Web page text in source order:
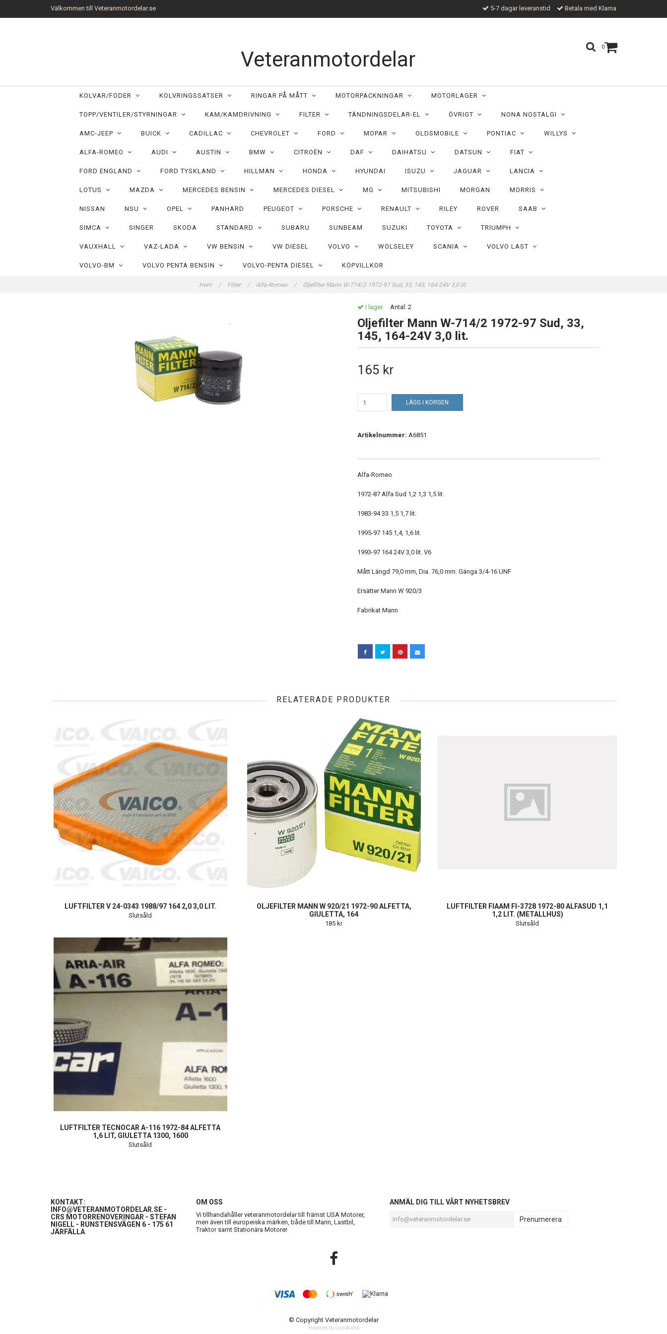
Välkommen till Veteranmotordelar.se 5-7 dagar leveranstid Betala med Klarna
0
Veteranmotordelar
KOLVAR/FODER KOLVRINGSSATSER RINGAR PÅ MÅTT MOTORPACKNINGAR MOTORLAGER
TOPP/VENTILER/STYRNINGAR KAM/KAMDRIVNING FILTER TÄNDNINGSDELAR-EL ÖVRIGT NONA NOSTALGI
AMC-JEEP BUICK CADILLAC CHEVROLET FORD MOPAR OLDSMOBILE PONTIAC WILLYS
ALFA-ROMEO AUDI AUSTIN BMW CITROËN DAF DAIHATSU DATSUN FIAT
FORD ENGLAND FORD TYSKLAND HILLMAN HONDA HYUNDAI ISUZU JAGUAR LANCIA
LOTUS MAZDA MERCEDES BENSIN MERCEDES DIESEL MG MITSUBISHI MORGAN MORRIS
NISSAN NSU OPEL PANHARD PEUGEOT PORSCHE RENAULT RILEY ROVER SAAB
SIMCA SINGER SKODA STANDARD SUBARU SUNBEAM SUZUKI TOYOTA TRIUMPH
VAUXHALL VAZ-LADA VW BENSIN VW DIESEL VOLVO WOLSELEY SCANIA VOLVO LAST
VOLVO-BM VOLVO PENTA BENSIN VOLVO-PENTA DIESEL KÖPVILLKOR
Hem / Filter / Alfa-Romeo / Oljefilter Mann W-714/2 1972-97 Sud, 33, 145, 164-24V 3,0 lit.
I lager. Antal: 2
Oljefilter Mann W-714/2 1972-97 Sud, 33,
145, 164-24V 3,0 lit.
165 kr
LÄGG I KORGEN
Artikelnummer: A6851
Alfa-Romeo
1972-87 Alfa Sud 1,2 1,3 1,5 lit.
1983-94 33 1,5 1,7 lit.
1995-97 145 1,4, 1,6 lit.
1993-97 164 24V 3,0 lit. V6
Mått Längd 79,0 mm, Dia. 76,0 mm. Gänga 3/4-16 UNF
Ersätter Mann W 920/3
Fabrikat Mann
RELATERADE PRODUKTER
LUFTFILTER V 24-0343 1988/97 164 2,0 3,0 LIT.
Slutsåld
OLJEFILTER MANN W 920/21 1972-90 ALFETTA,
GIULETTA, 164
185 kr
LUFTFILTER FIAAM FI-3728 1972-80 ALFASUD 1,1
1,2 LIT. (METALLHUS)
Slutsåld
LUFTFILTER TECNOCAR A-116 1972-84 ALFETTA
1,6 LIT, GIULETTA 1300, 1600
Slutsåld
KONTAKT:
INFO@VETERANMOTORDELAR.SE -
CRS MOTORRENOVERINGAR - STEFAN
NIGELL - RUNSTENSVÄGEN 6 - 175 61
JÄRFÄLLA
OM OSS
Vi tillhandahåller veteranmotordelar till främst USA Motorer,
men även till europeiska märken, både till Marin, Lastbil,
Traktor samt Stationära Motorer
ANMÄL DIG TILL VÅRT NYHETSBREV
Prenumerera
© Copyright Veteranmotordelar
Powered by Quickbutik